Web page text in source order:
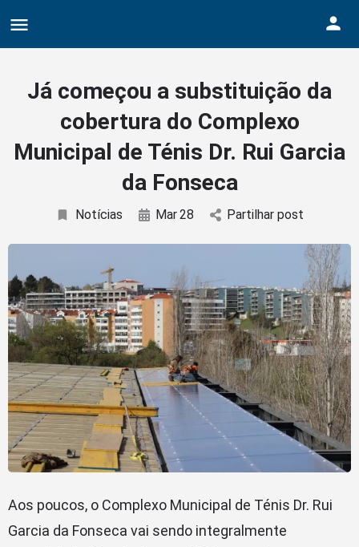
Já começou a substituição da
cobertura do Complexo
Municipal de Ténis Dr. Rui Garcia
da Fonseca
Notícias Mar28 Partilhar post
Growth Hormone Review -https://academic.oup.com/
Grote selectie van farmacologische producten -
Creatine supplementation meta-analysis -
Hypertrophy Adaptations Review -https://
Aos poucos, o Complexo Municipal de Ténis Dr. Rui
Garcia da Fonseca vai sendo integralmente